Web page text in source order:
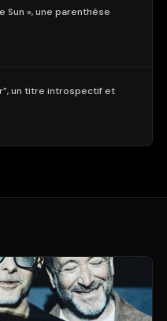
Sun », une parenthèse
un titre introspectif et